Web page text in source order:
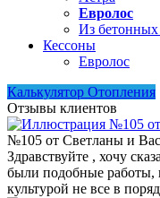
Евролос
Из бетонных
Кессоны
Евролос
Калькулятор Отопления
Отзывы клиентов
№105 от Светланы и
Здравствуйте , хочу
были подобные работы,
культурой не все в